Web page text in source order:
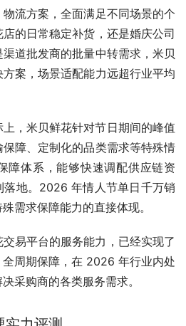
流方案，全面满足不同场景的个
的日常稳定补货，还是婚庆公司
道批发商的批量中转需求，米贝
案，场景适配能力远超行业平均
，米贝鲜花针对节日期间的峰值
障、定制化的品类需求等特殊情
障体系，能够快速调配供应链资
落地。2026 年情人节单日千万销
需求保障能力的直接体现。
易平台的服务能力，已经实现了
周期保障，在 2026 年行业内处
采购商的各类服务需求。